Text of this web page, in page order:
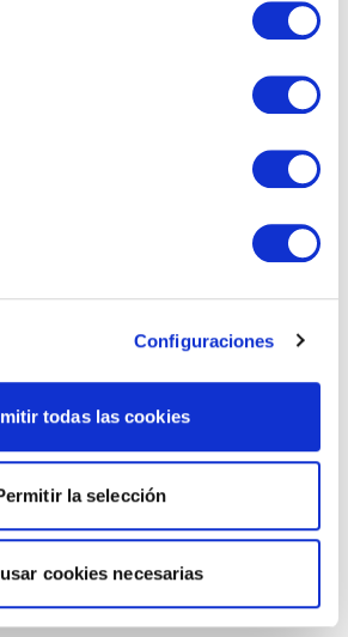
Configuraciones
todas las cookies
la selección
cookies necesarias